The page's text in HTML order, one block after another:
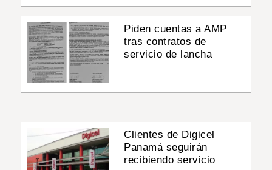
Piden cuentas a AMP
tras contratos de
servicio de lancha
Clientes de Digicel
Panamá seguirán
recibiendo servicio